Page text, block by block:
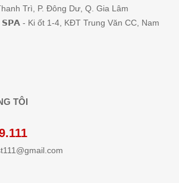
Trì, P. Đông Dư, Q. Gia Lâm
- Ki ốt 1-4, KĐT Trung Văn CC, Nam
TÔI